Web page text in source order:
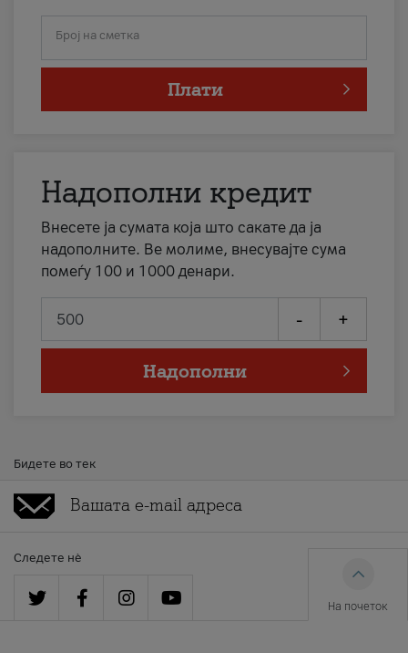
Број на сметка
Плати
Надополни кредит
Внесете ја сумата која што сакате да ја
надополните. Ве молиме, внесувајте сума
помеѓу 100 и 1000 денари.
- +
Надополни
Бидете во тек
Следете нè
На почеток